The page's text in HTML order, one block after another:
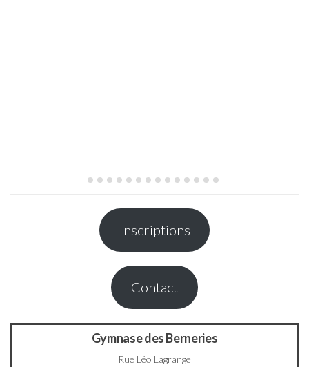
Inscriptions
Contact
Gymnase des Berneries
Rue Léo Lagrange